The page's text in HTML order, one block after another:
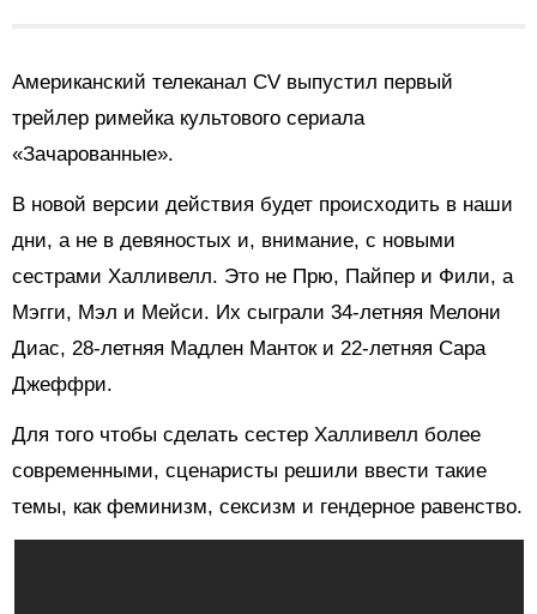
Американский телеканал CV выпустил первый
трейлер римейка культового сериала
«Зачарованные».
В новой версии действия будет происходить в наши
дни, а не в девяностых и, внимание, с новыми
сестрами Халливелл. Это не Прю, Пайпер и Фили, а
Мэгги, Мэл и Мейси. Их сыграли 34-летняя Мелони
Диас, 28-летняя Мадлен Манток и 22-летняя Сара
Джеффри.
Для того чтобы сделать сестер Халливелл более
современными, сценаристы решили ввести такие
темы, как феминизм, сексизм и гендерное равенство.